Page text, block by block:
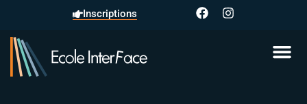
Inscriptions